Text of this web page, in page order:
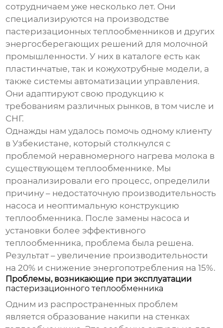
сотрудничаем уже несколько лет. Они
специализируются на производстве
пастеризационных теплообменников и других
энергосберегающих решений для молочной
промышленности. У них в каталоге есть как
пластинчатые, так и кожухотрубные модели, а
также системы автоматизации управления.
Они адаптируют свою продукцию к
требованиям различных рынков, в том числе и
СНГ.
Однажды нам удалось помочь одному клиенту
в Узбекистане, который столкнулся с
проблемой неравномерного нагрева молока в
существующем теплообменнике. Мы
проанализировали его процесс, определили
причину – недостаточную производительность
насоса и неоптимальную конструкцию
теплообменника. После замены насоса и
установки более эффективного
теплообменника, проблема была решена.
Результат – увеличение производительности
на 20% и снижение энергопотребления на 15%.
Проблемы, возникающие при эксплуатации
пастеризационного теплообменника
Одним из распространенных проблем
является образование накипи на стенках